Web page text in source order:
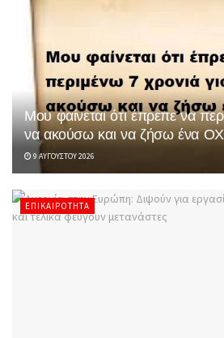
Μου φαίνεται ότι έπρεπε να
να ακούσω και να ζήσω ένα
9 ΑΥΓΟΎΣΤΟΥ 2026
ΕΠΙΚΑΙΡΌΤΗΤΑ